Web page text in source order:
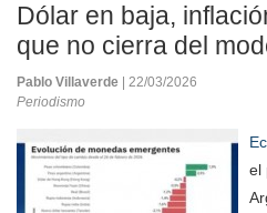
Dólar en baja,
que no cierra del
Pablo Villaverde
| 22/03/2026
Periodismo
el